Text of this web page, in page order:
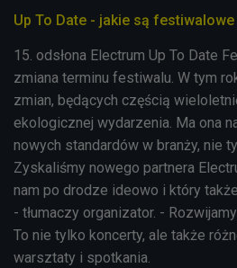
Up To Date - jakie są festiwalowe
15. odsłona Electrum Up To Date
zmiana terminu festiwalu. W tym
zmian, będących częścią
ekologicznej wydarzenia. Ma ona
nowych standardów w branży, nie
Zyskaliśmy nowego partnera
nam po drodze ideowo i który
- tłumaczy organizator. -
To nie tylko koncerty, ale także
warsztaty i spotkania.